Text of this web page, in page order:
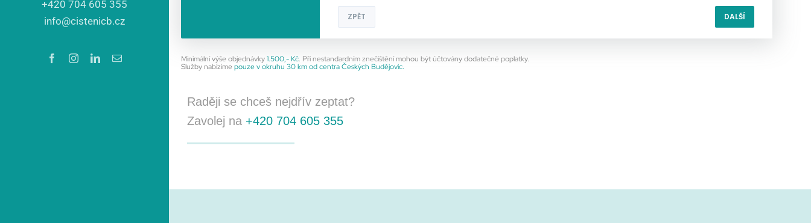
+420 704 605 355
info@cistenicb.cz
Koberce
ZPĚT DALŠÍ
Minimální výše objednávky1.500,- Kč. Při nestandardním znečištění mohou být účtovány dodatečné poplatky.
Služby nabízímepouze v okruhu 30 km od centra Českých Budějovic.
Raději se chceš nejdřív zeptat?
Zavolej na +420 704 605 355
Čištění běžných koberců